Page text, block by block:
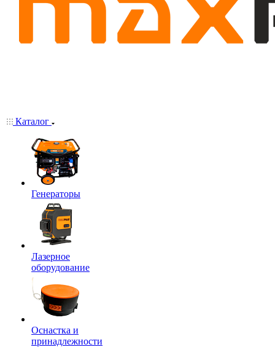
Каталог
Генераторы
Лазерное
оборудование
Оснастка и
принадлежности